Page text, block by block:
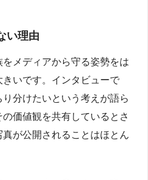
い理由
メディアから守る姿勢をは
いです。インタビューで
分けたいという考えが語ら
価値観を共有しているとさ
が公開されることはほとん